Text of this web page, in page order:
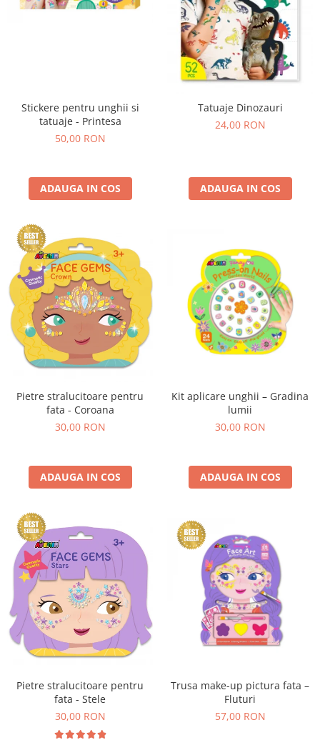
Stickere pentru unghii si
tatuaje - Printesa
50,00 RON
ADAUGA IN COS
Tatuaje Dinozauri
24,00 RON
ADAUGA IN COS
Pietre stralucitoare pentru
fata - Coroana
30,00 RON
ADAUGA IN COS
Kit aplicare unghii – Gradina
lumii
30,00 RON
ADAUGA IN COS
Pietre stralucitoare pentru
fata - Stele
30,00 RON
Trusa make-up pictura fata –
Fluturi
57,00 RON